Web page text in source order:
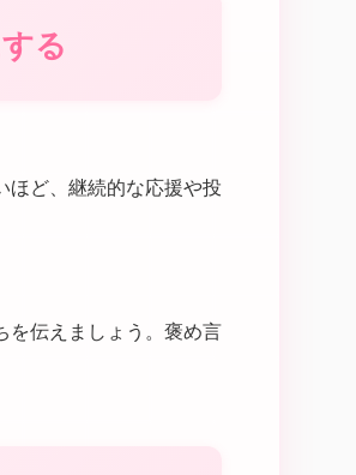
る
ほど、継続的な応援や投
を伝えましょう。褒め言